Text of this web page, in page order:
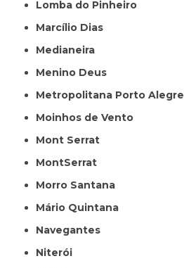
Lomba do Pinheiro
Marcílio Dias
Medianeira
Menino Deus
Metropolitana Porto Alegre
Moinhos de Vento
Mont Serrat
MontSerrat
Morro Santana
Mário Quintana
Navegantes
Niterói